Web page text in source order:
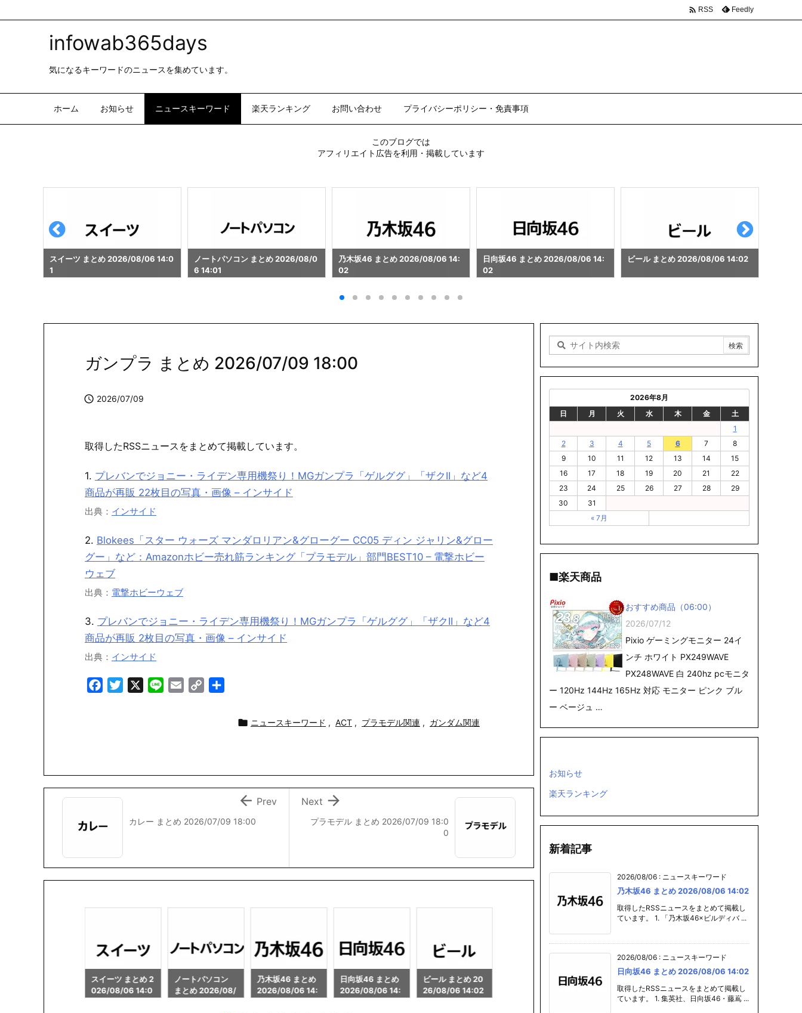
infowab365days
気になるキーワードのニュースを集めています。
ホーム お知らせ ニュースキーワード 楽天ランキング お問い合わせ プライバシーポリシー・免責事項
 RSS Feedly
このブログでは
アフィリエイト広告を利用・掲載しています
ノートパソコン まとめ 2026/08/0
6 14:01
乃木坂46 まとめ 2026/08/06 14:
02
日向坂46 まとめ 2026/08/06 14:
02
ビール まとめ 2026/08/06 14:02
ゲーミングパソコン まとめ 2026/0
ガンプラ まとめ 2026/07/09 18:00
 2026/07/09
取得したRSSニュースをまとめて掲載しています。
1. プレバンでジョニー・ライデン専用機祭り！MGガンプラ「ゲルググ」「ザクII」など4
商品が再販 22枚目の写真・画像 – インサイド
出典： インサイド
2. Blokees「スター ウォーズ マンダロリアン&グローグー CC05 ディン ジャリン&グロー
グー」など：Amazonホビー売れ筋ランキング「プラモデル」部門BEST10 – 電撃ホビー
ウェブ
出典： 電撃ホビーウェブ
3. プレバンでジョニー・ライデン専用機祭り！MGガンプラ「ゲルググ」「ザクII」など4
商品が再販 2枚目の写真・画像 – インサイド
出典： インサイド
o
r
n
 ニュースキーワード , ACT , プラモデル関連 , ガンダム関連
プラモデル まとめ 2026/07/09 18:0
0

Next
カレー まとめ 2026/07/09 18:00
 Prev
ノートパソコン
まとめ 2026/08/
乃木坂46 まとめ
2026/08/06 14:
日向坂46 まとめ
2026/08/06 14:
ビール まとめ 20
26/08/06 14:02
ゲーミングパソコ
ン まとめ 2026/0
秋葉原 まとめ 20
プラモデル まと
め 2026/08/06 1
026/08/06 14:0
1
2026年8月
日
月 火 水 木 金
土
1
2
3 4 5 6 7
8
9
10 11 12 13 14
15
16
17 18 19 20 21
22
23
24 25 26 27 28
29
30
31
« 7月
■楽天商品
おすすめ商品（06:00）
2026/07/12
Pixio ゲーミングモニター 24イ
ンチ ホワイト PX249WAVE
PX248WAVE 白 240hz pcモニタ
ー 120Hz 144Hz 165Hz 対応 モニター ピンク ブル
ー ベージュ …
お知らせ
楽天ランキング
新着記事
2026/08/06 : ニュースキーワード
乃木坂46 まとめ 2026/08/06 14:02
取得したRSSニュースをまとめて掲載し
ています。 1. 「乃木坂46×ビルディバ ...
2026/08/06 : ニュースキーワード
日向坂46 まとめ 2026/08/06 14:02
取得したRSSニュースをまとめて掲載し
ています。 1. 集英社、日向坂46・藤嶌 ...